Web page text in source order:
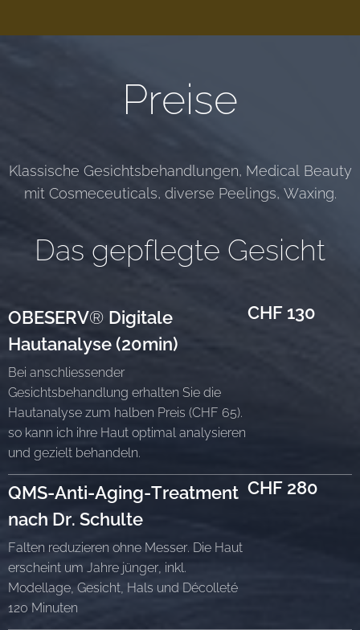
Preise
Klassische Gesichtsbehandlungen, Medical Beauty
mit Cosmeceuticals, diverse Peelings, Waxing.
Das gepflegte Gesicht
OBESERV® Digitale
Hautanalyse (20min)
Bei anschliessender
Gesichtsbehandlung erhalten Sie die
Hautanalyse zum halben Preis (CHF 65).
so kann ich ihre Haut optimal analysieren
und gezielt behandeln.
CHF 130
QMS-Anti-Aging-Treatment
nach Dr. Schulte
Falten reduzieren ohne Messer. Die Haut
erscheint um Jahre jünger, inkl.
Modellage, Gesicht, Hals und Décolleté
120 Minuten
CHF 280